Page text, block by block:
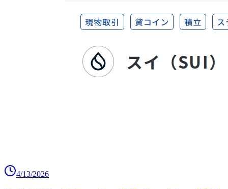
4/13/2026